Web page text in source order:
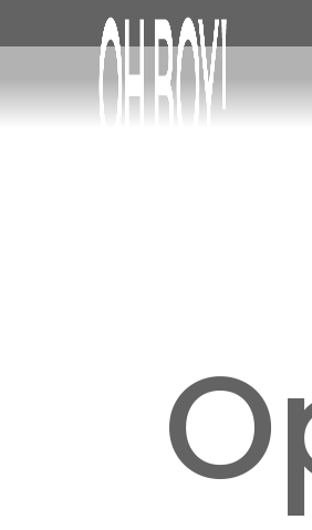
TERMOS MAIS BUSCADOS
vestido
vestido longo